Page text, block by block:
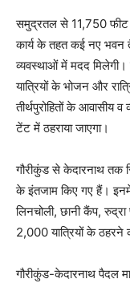
समुद्रतल से 11,750 फीट
कार्य के तहत कई नए भवन
व्यवस्थाओं में मदद
यात्रियों के भोजन और
तीर्थपुरोहितों के आवासीय
टेंट में ठहराया जाएगा।
गौरीकुंड से केदारनाथ तक
के इंतजाम किए गए हैं।
लिनचोली, छानी कैंप,
2,000 यात्रियों के ठहरने
गौरीकुंड-केदारनाथ पैदल